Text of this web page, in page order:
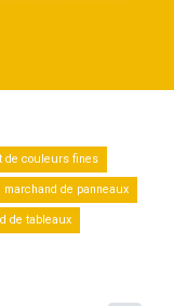
de couleurs fines
marchand de panneaux
de tableaux